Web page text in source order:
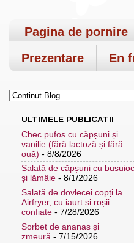
Pagina de pornire
Prezentare
En
ULTIMELE PUBLICATII
Chec pufos cu căpșuni și
vanilie (fără lactoză și fără
ouă) - 8/8/2026
Salată de căpșuni cu busuioc
și lămâie - 8/1/2026
Salată de dovlecei copți la
Airfryer, cu iaurt și roșii
confiate - 7/28/2026
Sorbet de ananas și
zmeură - 7/15/2026